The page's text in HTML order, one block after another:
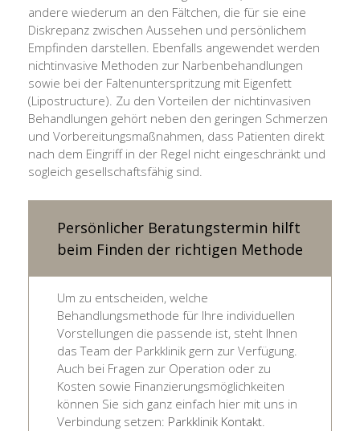
andere wiederum an den Fältchen, die für sie eine
Diskrepanz zwischen Aussehen und persönlichem
Empfinden darstellen. Ebenfalls angewendet werden
nichtinvasive Methoden zur Narbenbehandlungen
sowie bei der Faltenunterspritzung mit Eigenfett
(Lipostructure). Zu den Vorteilen der nichtinvasiven
Behandlungen gehört neben den geringen Schmerzen
und Vorbereitungsmaßnahmen, dass Patienten direkt
nach dem Eingriff in der Regel nicht eingeschränkt und
sogleich gesellschaftsfähig sind.
Persönlicher Beratungstermin hilft
beim Finden der richtigen Methode
Um zu entscheiden, welche
Behandlungsmethode für Ihre individuellen
Vorstellungen die passende ist, steht Ihnen
das Team der Parkklinik gern zur Verfügung.
Auch bei Fragen zur Operation oder zu
Kosten sowie Finanzierungsmöglichkeiten
können Sie sich ganz einfach hier mit uns in
Verbindung setzen: Parkklinik Kontakt.